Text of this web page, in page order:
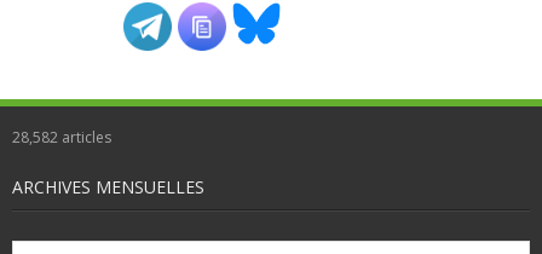
28,582 articles
ARCHIVES MENSUELLES
Archives